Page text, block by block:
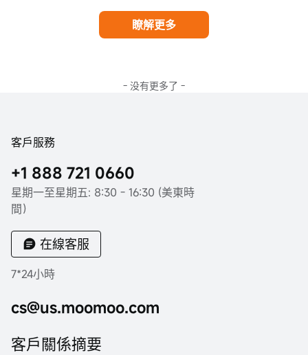
瞭解更多
- 没有更多了 -
客戶服務
+1 888 721 0660
星期一至星期五: 8:30 - 16:30 (美東時
間）
在線客服
7*24小時
cs@us.moomoo.com
客戶關係摘要